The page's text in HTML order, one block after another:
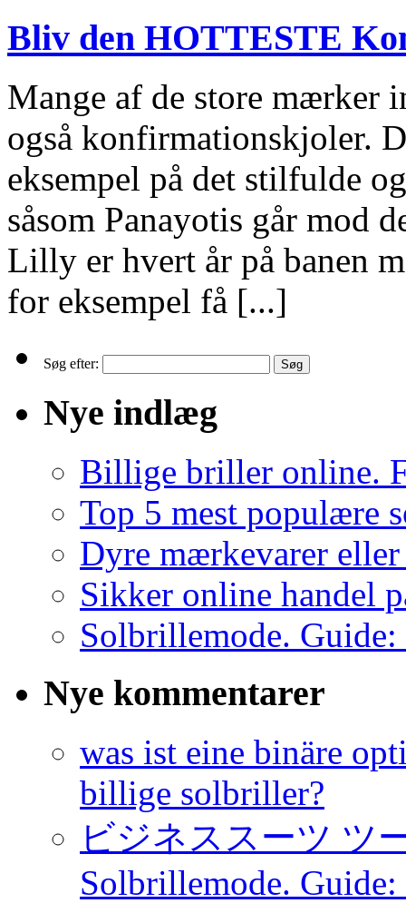
Bliv den HOTTESTE
Mange af de store mærker
også konfirmationskjoler.
eksempel på det stilfulde
såsom Panayotis går mod
Lilly er hvert år på banen
for eksempel få [...]
Søg efter:
Nye indlæg
Billige briller online.
Top 5 mest populære
Dyre mærkevarer
Sikker online handel
Solbrillemode.
Nye kommentarer
was ist eine binäre
billige solbriller?
ビジネススーツ ツ
Solbrillemode.